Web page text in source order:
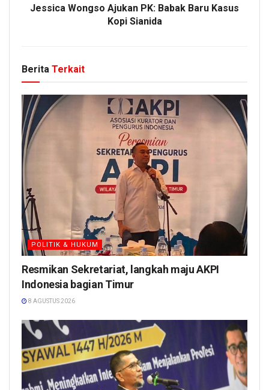
Jessica Wongso Ajukan PK: Babak Baru Kasus
Kopi Sianida
Berita Terkait
POLITIK & HUKUM
Resmikan Sekretariat, langkah maju AKPI
Indonesia bagian Timur
8 AGUSTUS 2026